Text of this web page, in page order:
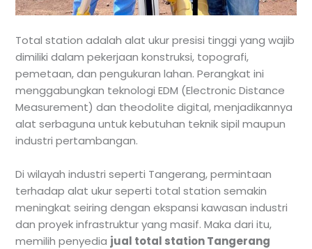
Total station adalah alat ukur presisi tinggi yang wajib
dimiliki dalam pekerjaan konstruksi, topografi,
pemetaan, dan pengukuran lahan. Perangkat ini
menggabungkan teknologi EDM (Electronic Distance
Measurement) dan theodolite digital, menjadikannya
alat serbaguna untuk kebutuhan teknik sipil maupun
industri pertambangan.
Di wilayah industri seperti Tangerang, permintaan
terhadap alat ukur seperti total station semakin
meningkat seiring dengan ekspansi kawasan industri
dan proyek infrastruktur yang masif. Maka dari itu,
memilih penyedia jual total station Tangerang